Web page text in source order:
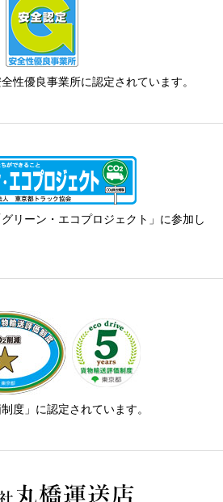
性優良事業所に認定されています。
リーン・エコプロジェクト」に参加し
度」に認定されています。